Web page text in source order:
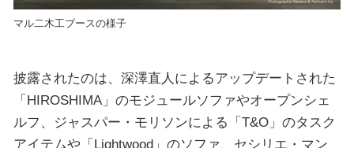
マル二木工ブースの様子
披露されたのは、深澤直人によるアップデートされた
「HIROSHIMA」のモジュールソファやオープンシェ
ルフ、ジャスパー・モリソンによる「T&O」のタスク
アイテムや「Lightwood」のソファ、セシリエ・マン